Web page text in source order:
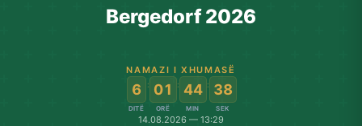
Bergedorf 2026
NAMAZI I XHUMASË
6
DITË
: 01
ORË
: 44
MIN
: 38
SEK
14.08.2026 — 13:29